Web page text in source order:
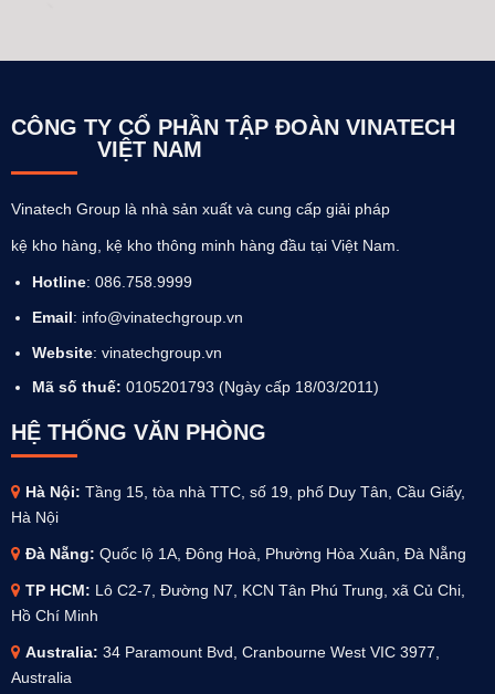
CÔNG TY CỔ PHẦN TẬP ĐOÀN VINATECH
VIỆT NAM
Vinatech Group là nhà sản xuất và cung cấp giải pháp
kệ kho hàng, kệ kho thông minh hàng đầu tại Việt Nam.
Hotline: 086.758.9999
Email: info@vinatechgroup.vn
Website: vinatechgroup.vn
Mã số thuế: 0105201793 (Ngày cấp 18/03/2011)
HỆ THỐNG VĂN PHÒNG
Hà Nội: Tầng 15, tòa nhà TTC, số 19, phố Duy Tân, Cầu Giấy,
Hà Nội
Đà Nẵng: Quốc lộ 1A, Đông Hoà, Phường Hòa Xuân, Đà Nẵng
TP HCM: Lô C2-7, Đường N7, KCN Tân Phú Trung, xã Củ Chi,
Hồ Chí Minh
Australia: 34 Paramount Bvd, Cranbourne West VIC 3977,
Australia